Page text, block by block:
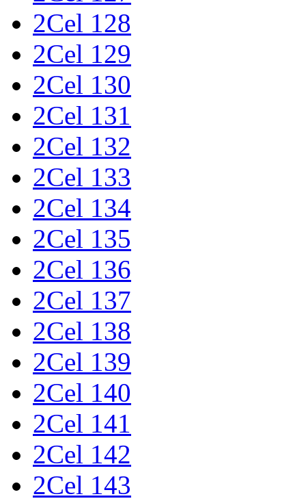
2Cel 128
2Cel 129
2Cel 130
2Cel 131
2Cel 132
2Cel 133
2Cel 134
2Cel 135
2Cel 136
2Cel 137
2Cel 138
2Cel 139
2Cel 140
2Cel 141
2Cel 142
2Cel 143